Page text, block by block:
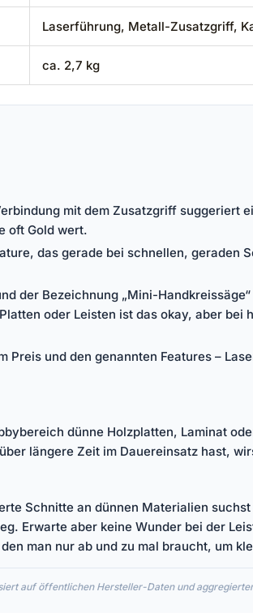
Laserführung, Metall-Zusatzgriff,
ca. 2,7 kg
mit dem Zusatzgriff suggeriert
oft Gold wert.
das gerade bei schnellen,
der Bezeichnung „Mini-
oder Leisten ist das okay, aber
Preis und den genannten Features –
dünne Holzplatten, Laminat
längere Zeit im Dauereinsatz hast,
Schnitte an dünnen Materialien
Erwarte aber keine Wunder bei der
man nur ab und zu mal braucht, um
auf öffentlichen Hersteller-Daten und